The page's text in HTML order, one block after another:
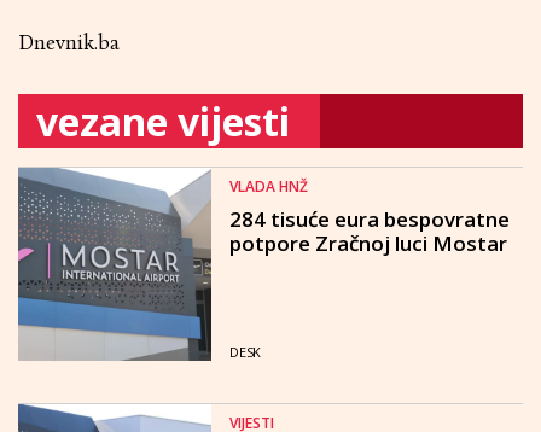
Dnevnik.ba
vezane vijesti
VLADA HNŽ
284 tisuće eura bespovratne
potpore Zračnoj luci Mostar
DESK
VIJESTI